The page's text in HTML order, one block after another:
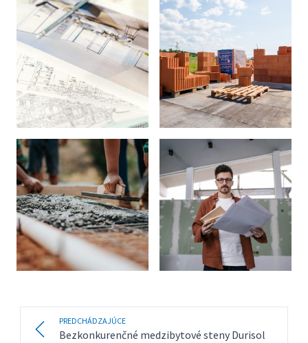
PREDCHÁDZAJÚCE
Bezkonkurenčné medzibytové steny Durisol